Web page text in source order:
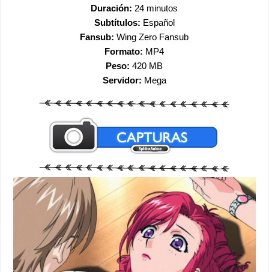
Duración: 24 minutos
Subtítulos: Español
Fansub:Wing Zero Fansub
Formato: MP4
Peso: 420 MB
Servidor: Mega